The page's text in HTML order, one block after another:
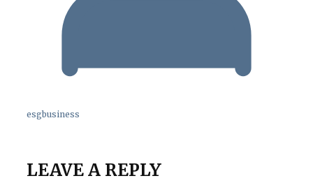
esgbusiness
LEAVE A REPLY